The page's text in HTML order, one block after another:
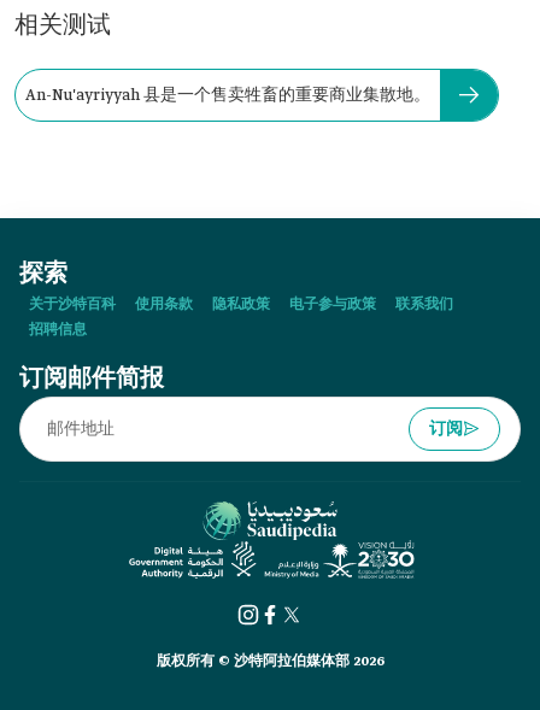
相关测试
An-Nu'ayriyyah 县是一个售卖牲畜的重要商业集散地。
探索
关于沙特百科 使用条款 隐私政策 电子参与政策
联系我们
招聘信息
订阅邮件简报
订阅
版权所有 © 沙特阿拉伯媒体部 2026